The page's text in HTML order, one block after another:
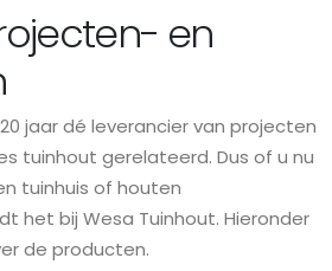
en
jaar dé leverancier van projecten
tuinhout gerelateerd. Dus of u nu
tuinhuis of houten
het bij Wesa Tuinhout. Hieronder
de producten.